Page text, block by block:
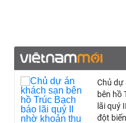
Chủ dự
bên hồ
lãi quý
đột biến